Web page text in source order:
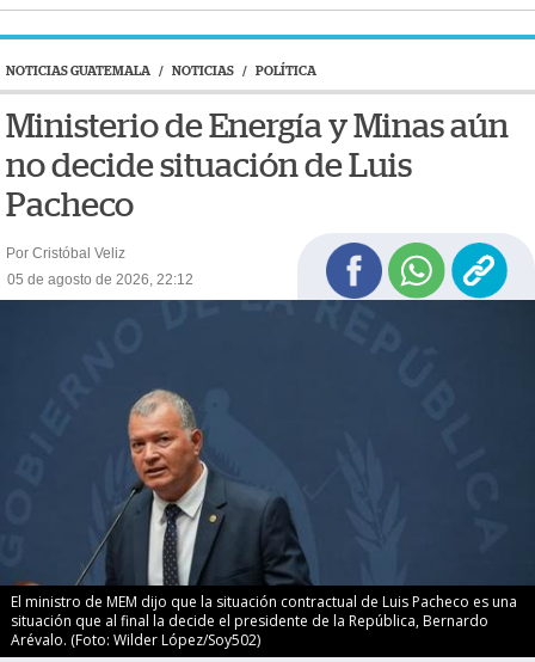
NOTICIAS GUATEMALA / NOTICIAS / POLÍTICA
Ministerio de Energía y Minas aún
no decide situación de Luis
Pacheco
Por Cristóbal Veliz
05 de agosto de 2026, 22:12
El ministro de MEM dijo que la situación contractual de Luis Pacheco es una
situación que al final la decide el presidente de la República, Bernardo
Arévalo. (Foto: Wilder López/Soy502)